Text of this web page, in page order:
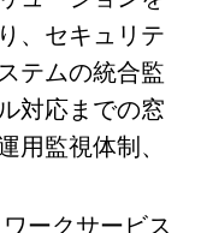
、セキュリテ
テムの統合監
対応までの窓
用監視体制、
ークサービス